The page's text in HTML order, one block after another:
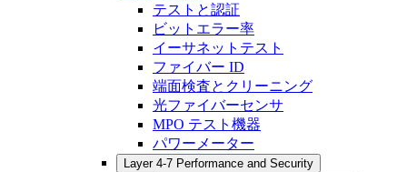
テストと認証
ビットエラー率
イーサネットテスト
ファイバー ID
端面検査とクリーニング
光ファイバーセンサ
MPO テスト機器
パワーメーター
Layer 4-7 Performance and Security